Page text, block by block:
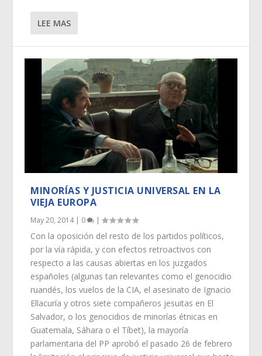
LEE MAS
MINORÍAS Y JUSTICIA UNIVERSAL EN LA
VIEJA EUROPA
May 20, 2014| 0 |
Con la oposición del resto de los partidos políticos,
por la vía rápida, y con efectos retroactivos con
respecto a las causas abiertas en los juzgados
españoles (algunas tan relevantes como el genocidio
ruandés, los vuelos de la CIA, el asesinato de Ignacio
Ellacuría y otros siete compañeros jesuitas en El
Salvador, o los genocidios de minorías étnicas en
Guatemala, Sáhara o el Tíbet), la mayoría
parlamentaria del PP aprobó el pasado 26 de febrero